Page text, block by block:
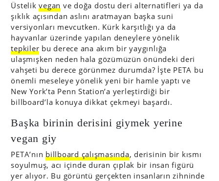
Üstelikvegan ve doğa dostu deri alternatifleri ya da
şıklık açısından aslını aratmayan başka suni
versiyonları mevcutken. Kürk karşıtlığı ya da
hayvanlar üzerinde yapılan deneylere yönelik
tepkiler bu derece ana akım bir yaygınlığa
ulaşmışken neden hala gözümüzün önündeki deri
vahşeti bu derece görünmez durumda? İşte PETA bu
önemli meseleye yönelik yeni bir hamle yaptı ve
New York’ta Penn Station’a yerleştirdiği bir
billboard’la konuya dikkat çekmeyi başardı.
Başka birinin derisini giymek yerine
vegan giy
PETA’nın billboard çalışmasında, derisinin bir kısmı
soyulmuş, acı içinde duran çıplak bir insan figürü
yer alıyor. Bu görüntü gerçekten insanların zihninde